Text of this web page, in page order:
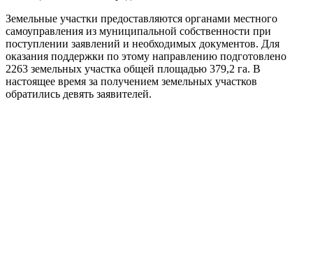
Земельные участки предоставляются органами местного
самоуправления из муниципальной собственности при
поступлении заявлений и необходимых документов. Для
оказания поддержки по этому направлению подготовлено
2263 земельных участка общей площадью 379,2 га. В
настоящее время за получением земельных участков
обратились девять заявителей.